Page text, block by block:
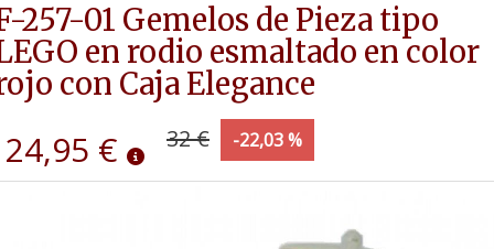
257-01 Gemelos de Pieza tipo
en rodio esmaltado en color
con Caja Elegance
24,95 € 32 € -22,03 %